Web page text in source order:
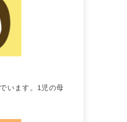
います。1児の母